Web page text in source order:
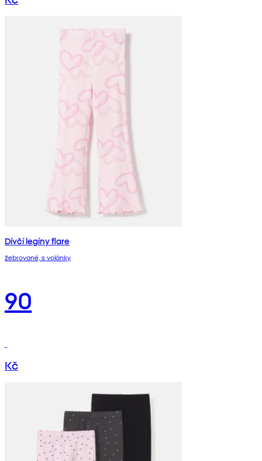
Dívčí legíny flare
žebrované, s volánky
90
Kč